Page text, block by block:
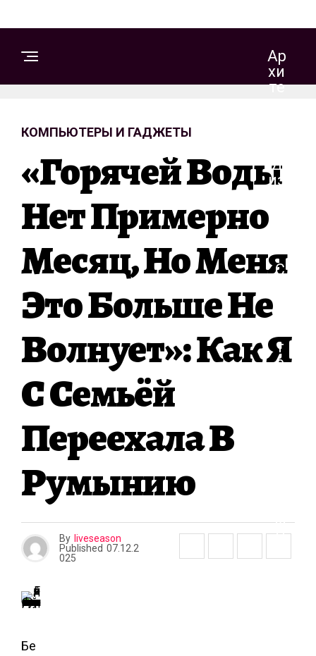
Ар
Хи
Те
Д
Из
С
Т
Е
М
О
Т
КОМПЬЮТЕРЫ И ГАДЖЕТЫ
«Горячей Воды
Нет Примерно
Месяц, Но Меня
Это Больше Не
Волнует»: Как Я
С Семьёй
Переехала В
Румынию
By liveseason
Published 07.12.2
025
Бе